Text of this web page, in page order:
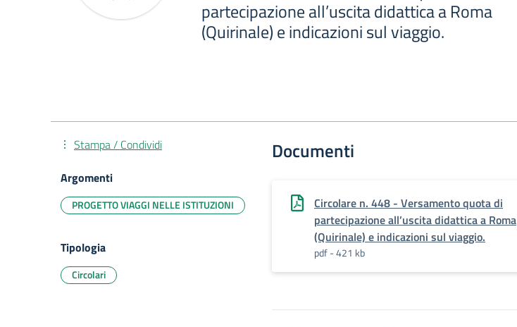
partecipazione all’uscita didattica a Roma
(Quirinale) e indicazioni sul viaggio.
Documenti
Circolare n. 448 - Versamento quota di
partecipazione all’uscita didattica a Roma
(Quirinale) e indicazioni sul viaggio.
pdf - 421 kb
Stampa / Condividi
Argomenti
PROGETTO VIAGGI NELLE ISTITUZIONI
Tipologia
Circolari